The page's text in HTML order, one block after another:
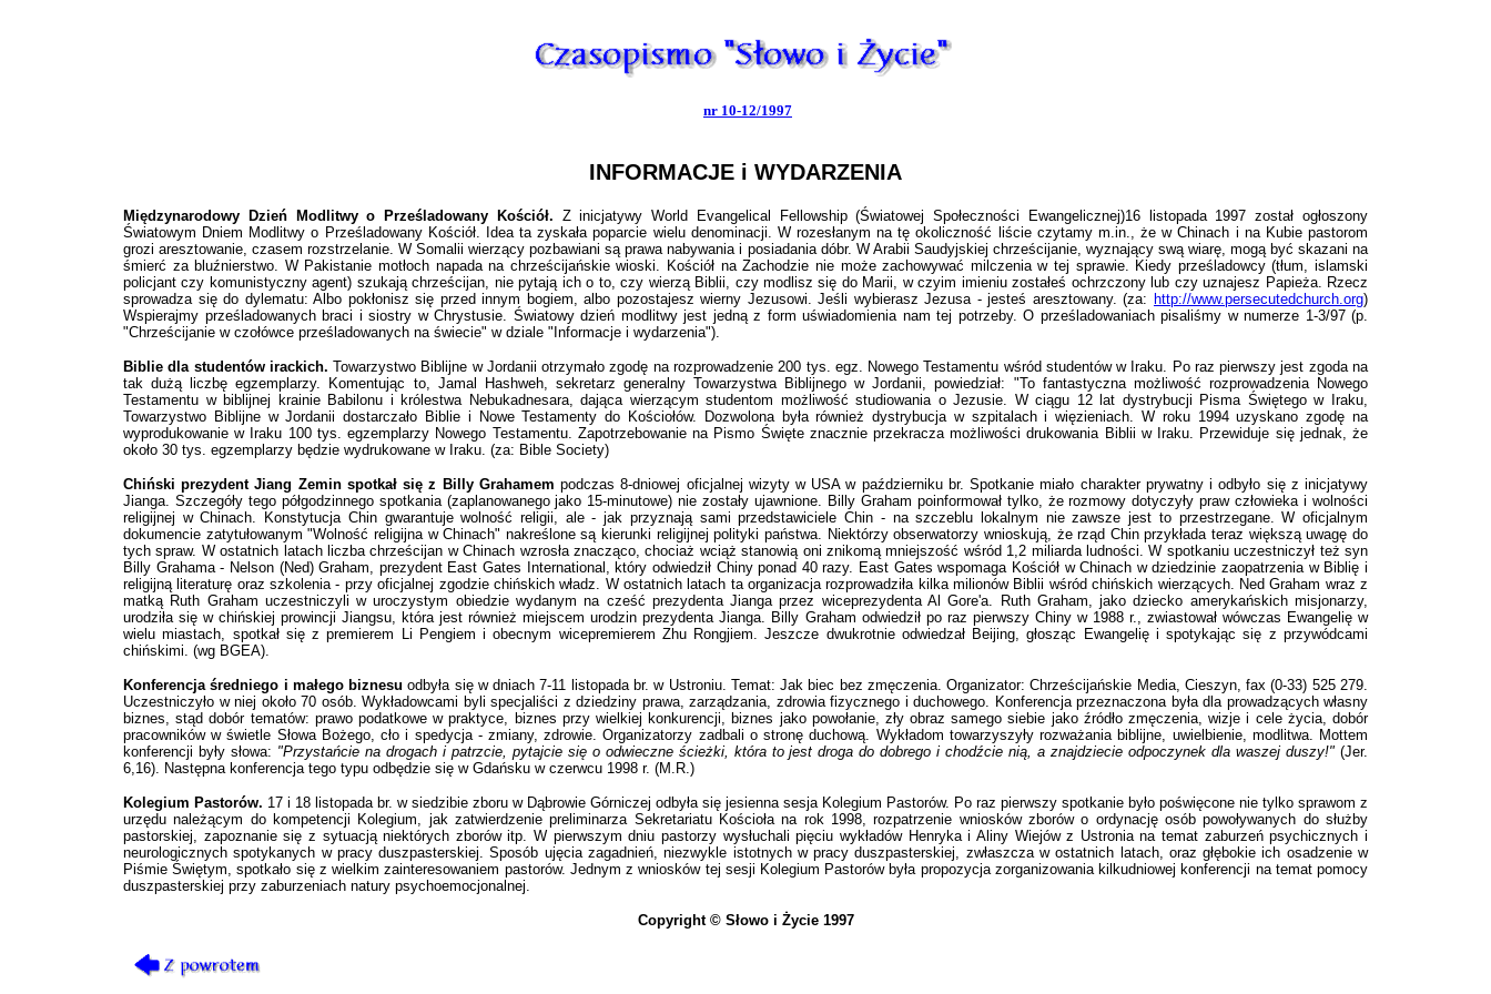
nr 10-12/1997
INFORMACJE i WYDARZENIA
Międzynarodowy Dzień Modlitwy o Prześladowany Kościół. Z inicjatywy World Evangelical Fellowship (Światowej Społeczności Ewangelicznej)16 listopada 1997 został ogłoszony
Światowym Dniem Modlitwy o Prześladowany Kościół. Idea ta zyskała poparcie wielu denominacji. W rozesłanym na tę okoliczność liście czytamy m.in., że w Chinach i na Kubie pastorom
grozi aresztowanie, czasem rozstrzelanie. W Somalii wierzący pozbawiani są prawa nabywania i posiadania dóbr. W Arabii Saudyjskiej chrześcijanie, wyznający swą wiarę, mogą być skazani na
śmierć za bluźnierstwo. W Pakistanie motłoch napada na chrześcijańskie wioski. Kościół na Zachodzie nie może zachowywać milczenia w tej sprawie. Kiedy prześladowcy (tłum, islamski
policjant czy komunistyczny agent) szukają chrześcijan, nie pytają ich o to, czy wierzą Biblii, czy modlisz się do Marii, w czyim imieniu zostałeś ochrzczony lub czy uznajesz Papieża. Rzecz
sprowadza się do dylematu: Albo pokłonisz się przed innym bogiem, albo pozostajesz wierny Jezusowi. Jeśli wybierasz Jezusa - jesteś aresztowany. (za: http://www.persecutedchurch.org)
Wspierajmy prześladowanych braci i siostry w Chrystusie. Światowy dzień modlitwy jest jedną z form uświadomienia nam tej potrzeby. O prześladowaniach pisaliśmy w numerze 1-3/97 (p.
"Chrześcijanie w czołówce prześladowanych na świecie" w dziale "Informacje i wydarzenia").
Biblie dla studentów irackich.Towarzystwo Biblijne w Jordanii otrzymało zgodę na rozprowadzenie 200 tys. egz. Nowego Testamentu wśród studentów w Iraku. Po raz pierwszy jest zgoda na
tak dużą liczbę egzemplarzy. Komentując to, Jamal Hashweh, sekretarz generalny Towarzystwa Biblijnego w Jordanii, powiedział: "To fantastyczna możliwość rozprowadzenia Nowego
Testamentu w biblijnej krainie Babilonu i królestwa Nebukadnesara, dająca wierzącym studentom możliwość studiowania o Jezusie. W ciągu 12 lat dystrybucji Pisma Świętego w Iraku,
Towarzystwo Biblijne w Jordanii dostarczało Biblie i Nowe Testamenty do Kościołów. Dozwolona była również dystrybucja w szpitalach i więzieniach. W roku 1994 uzyskano zgodę na
wyprodukowanie w Iraku 100 tys. egzemplarzy Nowego Testamentu. Zapotrzebowanie na Pismo Święte znacznie przekracza możliwości drukowania Biblii w Iraku. Przewiduje się jednak, że
około 30 tys. egzemplarzy będzie wydrukowane w Iraku. (za: Bible Society)
Chiński prezydent Jiang Zemin spotkał się z Billy Grahamempodczas 8-dniowej oficjalnej wizyty w USA w październiku br. Spotkanie miało charakter prywatny i odbyło się z inicjatywy
Jianga. Szczegóły tego półgodzinnego spotkania (zaplanowanego jako 15-minutowe) nie zostały ujawnione. Billy Graham poinformował tylko, że rozmowy dotyczyły praw człowieka i wolności
religijnej w Chinach. Konstytucja Chin gwarantuje wolność religii, ale - jak przyznają sami przedstawiciele Chin - na szczeblu lokalnym nie zawsze jest to przestrzegane. W oficjalnym
dokumencie zatytułowanym "Wolność religijna w Chinach" nakreślone są kierunki religijnej polityki państwa. Niektórzy obserwatorzy wnioskują, że rząd Chin przykłada teraz większą uwagę do
tych spraw. W ostatnich latach liczba chrześcijan w Chinach wzrosła znacząco, chociaż wciąż stanowią oni znikomą mniejszość wśród 1,2 miliarda ludności. W spotkaniu uczestniczył też syn
Billy Grahama - Nelson (Ned) Graham, prezydent East Gates International, który odwiedził Chiny ponad 40 razy. East Gates wspomaga Kościół w Chinach w dziedzinie zaopatrzenia w Biblię i
religijną literaturę oraz szkolenia - przy oficjalnej zgodzie chińskich władz. W ostatnich latach ta organizacja rozprowadziła kilka milionów Biblii wśród chińskich wierzących. Ned Graham wraz z
matką Ruth Graham uczestniczyli w uroczystym obiedzie wydanym na cześć prezydenta Jianga przez wiceprezydenta Al Gore'a. Ruth Graham, jako dziecko amerykańskich misjonarzy,
urodziła się w chińskiej prowincji Jiangsu, która jest również miejscem urodzin prezydenta Jianga. Billy Graham odwiedził po raz pierwszy Chiny w 1988 r., zwiastował wówczas Ewangelię w
wielu miastach, spotkał się z premierem Li Pengiem i obecnym wicepremierem Zhu Rongjiem. Jeszcze dwukrotnie odwiedzał Beijing, głosząc Ewangelię i spotykając się z przywódcami
chińskimi. (wg BGEA).
Konferencja średniego i małego biznesu odbyła się w dniach 7-11 listopada br. w Ustroniu. Temat: Jak biec bez zmęczenia. Organizator: Chrześcijańskie Media, Cieszyn, fax (0-33) 525 279.
Uczestniczyło w niej około 70 osób. Wykładowcami byli specjaliści z dziedziny prawa, zarządzania, zdrowia fizycznego i duchowego. Konferencja przeznaczona była dla prowadzących własny
biznes, stąd dobór tematów: prawo podatkowe w praktyce, biznes przy wielkiej konkurencji, biznes jako powołanie, zły obraz samego siebie jako źródło zmęczenia, wizje i cele życia, dobór
pracowników w świetle Słowa Bożego, cło i spedycja - zmiany, zdrowie. Organizatorzy zadbali o stronę duchową. Wykładom towarzyszyły rozważania biblijne, uwielbienie, modlitwa. Mottem
konferencji były słowa: "Przystańcie na drogach i patrzcie, pytajcie się o odwieczne ścieżki, która to jest droga do dobrego i chodźcie nią, a znajdziecie odpoczynek dla waszej duszy!" (Jer.
6,16). Następna konferencja tego typu odbędzie się w Gdańsku w czerwcu 1998 r. (M.R.)
Kolegium Pastorów. 17 i 18 listopada br. w siedzibie zboru w Dąbrowie Górniczej odbyła się jesienna sesja Kolegium Pastorów. Po raz pierwszy spotkanie było poświęcone nie tylko sprawom z
urzędu należącym do kompetencji Kolegium, jak zatwierdzenie preliminarza Sekretariatu Kościoła na rok 1998, rozpatrzenie wniosków zborów o ordynację osób powoływanych do służby
pastorskiej, zapoznanie się z sytuacją niektórych zborów itp. W pierwszym dniu pastorzy wysłuchali pięciu wykładów Henryka i Aliny Wiejów z Ustronia na temat zaburzeń psychicznych i
neurologicznych spotykanych w pracy duszpasterskiej. Sposób ujęcia zagadnień, niezwykle istotnych w pracy duszpasterskiej, zwłaszcza w ostatnich latach, oraz głębokie ich osadzenie w
Piśmie Świętym, spotkało się z wielkim zainteresowaniem pastorów. Jednym z wniosków tej sesji Kolegium Pastorów była propozycja zorganizowania kilkudniowej konferencji na temat pomocy
duszpasterskiej przy zaburzeniach natury psychoemocjonalnej.
Copyright © Słowo i Życie 1997